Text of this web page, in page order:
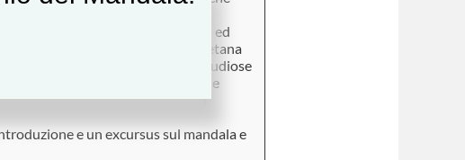
si lascia sfuggire.
fotografica di grande impatto ed
serata dedicata alla Causa tibetana
di persone appassionate, studiose
di Fossano e dell’associazione
la causa tibetana insieme ad altri
e un excursus sul mandala e